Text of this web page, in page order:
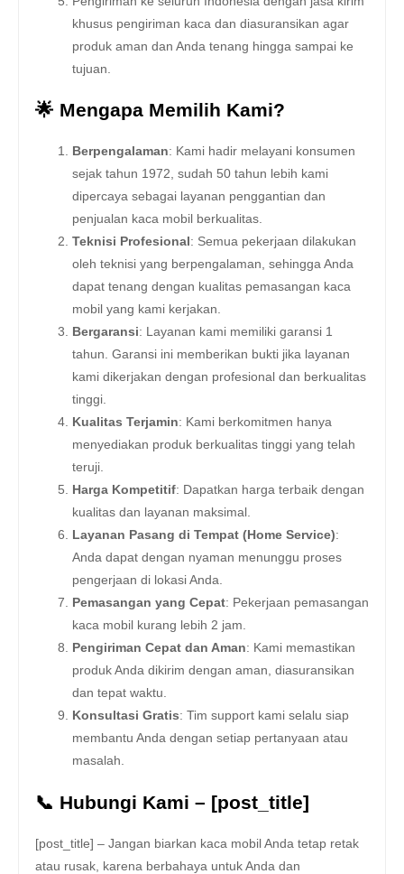
khusus pengiriman kaca dan diasuransikan agar
produk aman dan Anda tenang hingga sampai ke
tujuan.
🌟 Mengapa Memilih Kami?
Berpengalaman: Kami hadir melayani konsumen
sejak tahun 1972, sudah 50 tahun lebih kami
dipercaya sebagai layanan penggantian dan
penjualan kaca mobil berkualitas.
Teknisi Profesional : Semua pekerjaan dilakukan
oleh teknisi yang berpengalaman, sehingga Anda
dapat tenang dengan kualitas pemasangan kaca
mobil yang kami kerjakan.
Bergaransi: Layanan kami memiliki garansi 1
tahun. Garansi ini memberikan bukti jika layanan
kami dikerjakan dengan profesional dan berkualitas
tinggi.
Kualitas Terjamin: Kami berkomitmen hanya
menyediakan produk berkualitas tinggi yang telah
teruji.
Harga Kompetitif: Dapatkan harga terbaik dengan
kualitas dan layanan maksimal.
Layanan Pasang di Tempat (Home Service):
Anda dapat dengan nyaman menunggu proses
pengerjaan di lokasi Anda.
Pemasangan yang Cepat: Pekerjaan pemasangan
kaca mobil kurang lebih 2 jam.
Pengiriman Cepat dan Aman: Kami memastikan
produk Anda dikirim dengan aman, diasuransikan
dan tepat waktu.
Konsultasi Gratis: Tim support kami selalu siap
membantu Anda dengan setiap pertanyaan atau
masalah.
📞 Hubungi Kami – [post_title]
[post_title] – Jangan biarkan kaca mobil Anda tetap retak
atau rusak, karena berbahaya untuk Anda dan